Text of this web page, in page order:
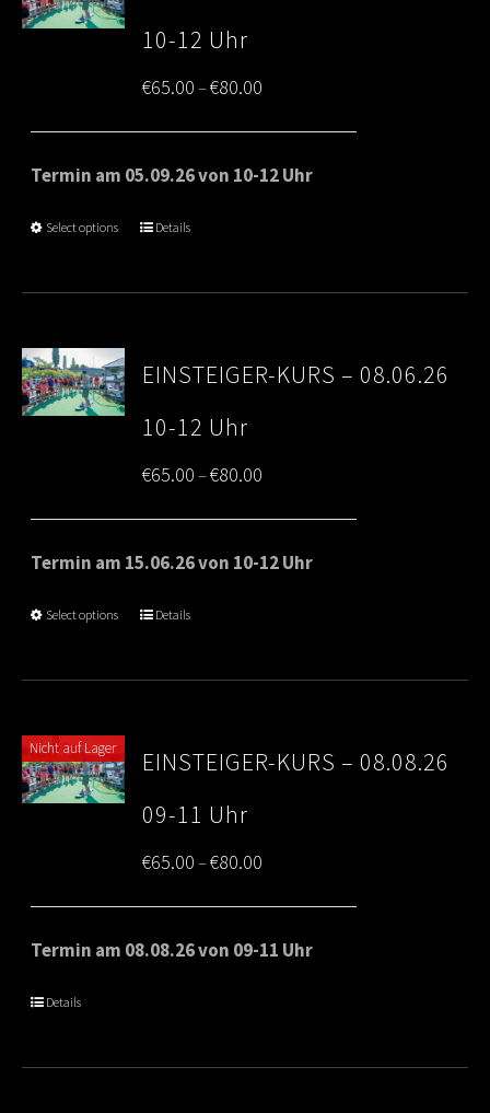
10-12 Uhr
€65.00–€80.00
range:
€65.00
Termin am 05.09.26 von 10-12 Uhr
Select options Details
EINSTEIGER-KURS – 08.06.26
10-12 Uhr
€65.00–€80.00
range:
€65.00
Termin am 15.06.26 von 10-12 Uhr
Select options Details
Nicht auf Lager
EINSTEIGER-KURS – 08.08.26
09-11 Uhr
€65.00–€80.00
range:
€65.00
Termin am 08.08.26 von 09-11 Uhr
Details